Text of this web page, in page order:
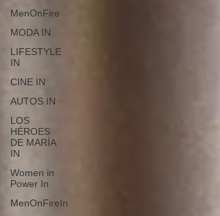
MenOnFire
MODA IN
LIFESTYLE
IN
CINE IN
AUTOS IN
LOS
HÉROES
DE MARÍA
IN
Women in
Power In
MenOnFireIn